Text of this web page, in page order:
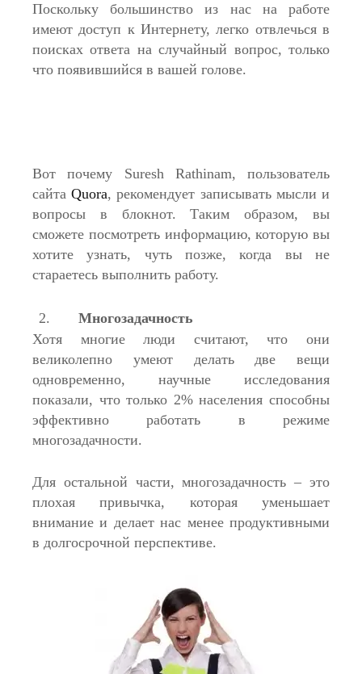
Поскольку большинство из нас на работе
имеют доступ к Интернету, легко отвлечься в
поисках ответа на случайный вопрос, только
что появившийся в вашей голове.
Вот почему Suresh Rathinam, пользователь
сайтаQuora, рекомендует записывать мысли и
вопросы в блокнот. Таким образом, вы
сможете посмотреть информацию, которую вы
хотите узнать, чуть позже, когда вы не
стараетесь выполнить работу.
Многозадачность
Хотя многие люди считают, что они
великолепно умеют делать две вещи
одновременно, научные исследования
показали, что только 2% населения способны
эффективно работать в режиме
многозадачности.
Для остальной части, многозадачность – это
плохая привычка, которая уменьшает
внимание и делает нас менее продуктивными
в долгосрочной перспективе.